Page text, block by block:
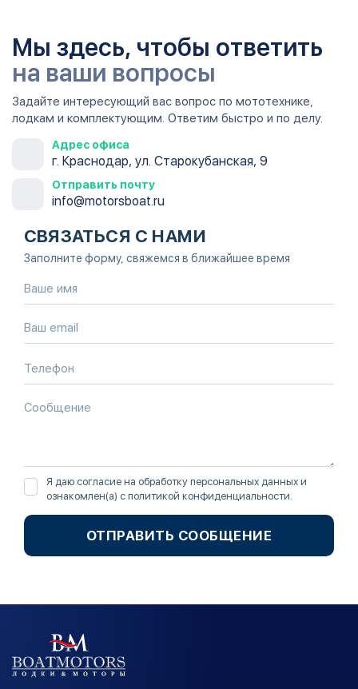
Мы здесь, чтобы ответить
на ваши вопросы
Задайте интересующий вас вопрос по мототехнике,
лодкам и комплектующим. Ответим быстро и по делу.
Адрес офиса
г. Краснодар, ул. Старокубанская, 9
Отправить почту
info@motorsboat.ru
СВЯЗАТЬСЯ С НАМИ
Заполните форму, свяжемся в ближайшее время
Я даю согласие на обработку персональных данных и
ознакомлен(а) с политикой конфиденциальности
ОТПРАВИТЬ СООБЩЕНИЕ